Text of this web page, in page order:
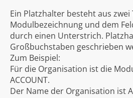
Ein Platzhalter besteht aus zwei
Modulbezeichnung und dem
durch einen Unterstrich.
Großbuchstaben geschrieben
Zum Beispiel:
Für die Organisation ist die
ACCOUNT.
Der Name der Organisation ist